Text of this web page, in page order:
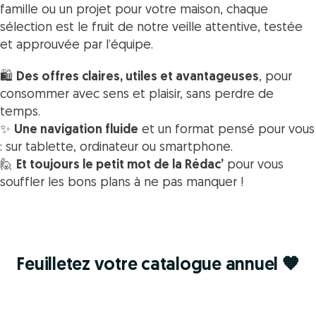
famille ou un projet pour votre maison, chaque
sélection est le fruit de notre veille attentive, testée
et approuvée par l’équipe.
🛍 Des offres claires, utiles et avantageuses, pour
consommer avec sens et plaisir, sans perdre de
temps.
✨ Une navigation fluide et un format pensé pour vous
: sur tablette, ordinateur ou smartphone.
🙋 Et toujours le petit mot de la Rédac’ pour vous
souffler les bons plans à ne pas manquer !
Feuilletez votre catalogue annuel 🧡